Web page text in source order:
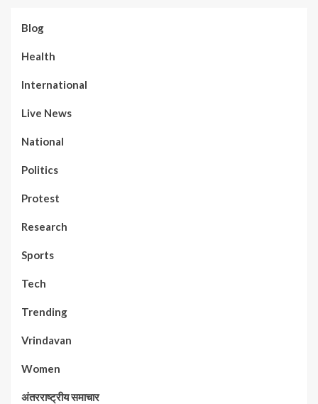
Blog
Health
International
Live News
National
Politics
Protest
Research
Sports
Tech
Trending
Vrindavan
Women
अंतरराष्ट्रीय समाचार